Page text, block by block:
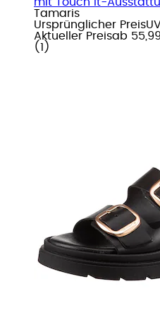
Tamaris
Ursprünglicher Preis
Aktueller Preisab
( 1 )